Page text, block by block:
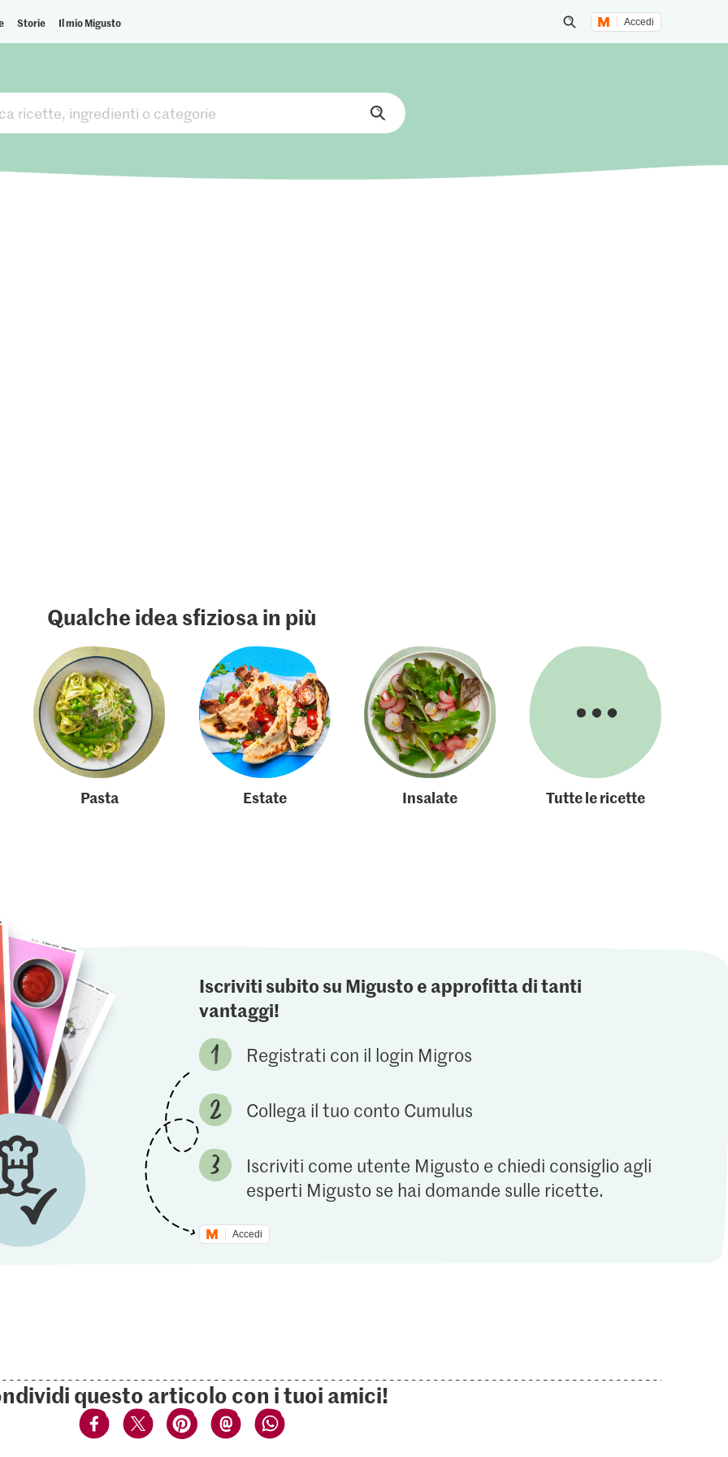
Storie Il mio Migusto
Inizia una ricerca
Accedi
Qualche idea sfiziosa in più
Pasta Estate Insalate Tutte le ricette
Iscriviti subito su Migusto e approfitta di tanti
vantaggi!
Registrati con il login Migros
Collega il tuo conto Cumulus
Iscriviti come utente Migusto e chiedi consiglio agli
esperti Migusto se hai domande sulle ricette.
Accedi
questo articolo con i tuoi amici!